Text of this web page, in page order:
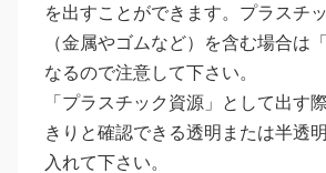
を出すことができます。プラスチ
（金属やゴムなど）を含む場合は
なるので注意して下さい。
「プラスチック資源」として出す
きりと確認できる透明または半透
入れて下さい。